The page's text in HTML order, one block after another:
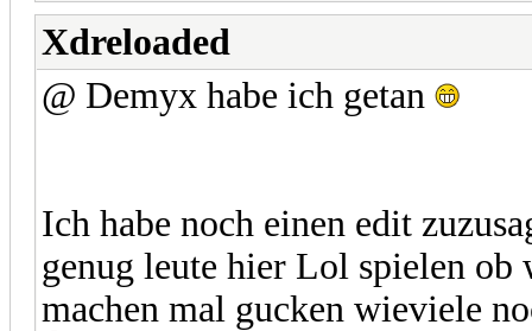
Xdreloaded
@ Demyx habe ich getan
Ich habe noch einen edit
genug leute hier Lol spielen
machen mal gucken wieviele